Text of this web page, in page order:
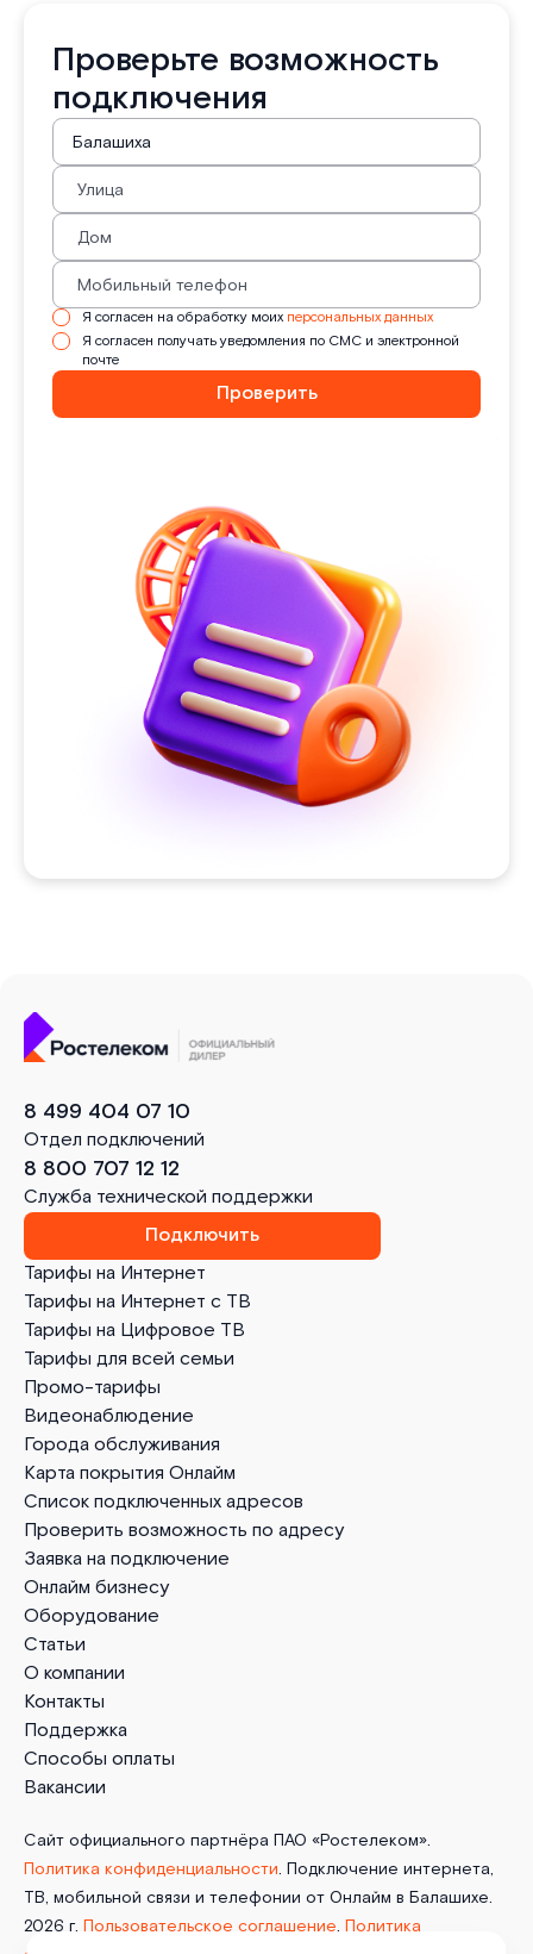
Проверьте возможность
подключения
Я согласен на обработку моих персональных данных
Я согласен получать уведомления по СМС и электронной
почте
Проверить
Тарифы на Интернет
Тарифы на Интернет с ТВ
Тарифы на Цифровое ТВ
Тарифы для всей семьи
Промо-тарифы
Видеонаблюдение
Города обслуживания
Карта покрытия Онлайм
Список подключенных адресов
Проверить возможность по адресу
Заявка на подключение
Онлайм бизнесу
Оборудование
Статьи
О компании
Контакты
Поддержка
Способы оплаты
Вакансии
8 499 404 07 10
Отдел подключений
8 800 707 12 12
Служба технической поддержки
Подключить
Сайт официального партнёра ПАО «Ростелеком».
Политика конфиденциальности. Подключение интернета,
ТВ, мобильной связи и телефонии от Онлайм в Балашихе.
2026 г. Пользовательское соглашение. Политика